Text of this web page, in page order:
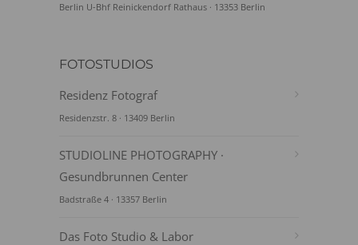
Berlin U-Bhf Reinickendorf Rathaus · 13353 Berlin
FOTOSTUDIOS
Residenz Fotograf
Residenzstr. 8 · 13409 Berlin
STUDIOLINE PHOTOGRAPHY ·
Gesundbrunnen Center
Badstraße 4 · 13357 Berlin
Das Foto Studio & Labor